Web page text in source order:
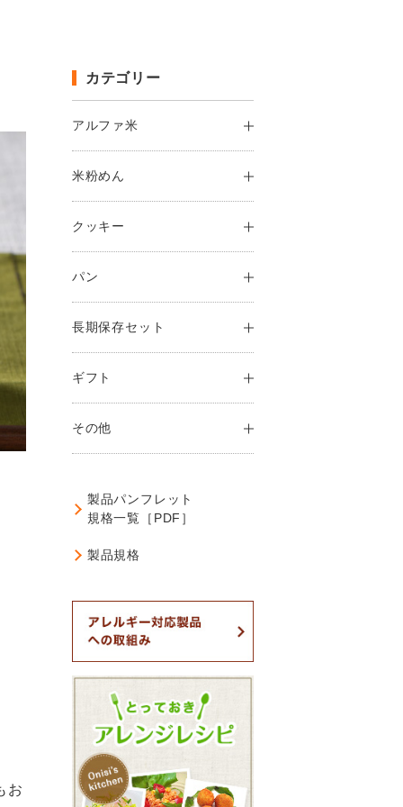
お
カテゴリー
アルファ米
米粉めん
クッキー
パン
長期保存セット
ギフト
その他
製品パンフレット
規格一覧［PDF］
製品規格